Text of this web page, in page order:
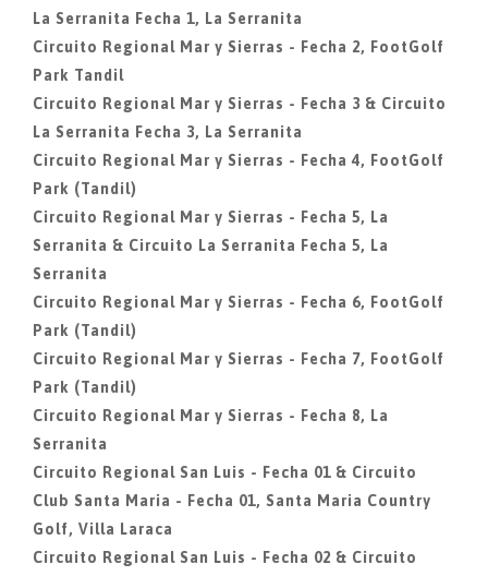
La Serranita Fecha 1, La Serranita
Circuito Regional Mar y Sierras - Fecha 2, FootGolf
Park Tandil
Circuito Regional Mar y Sierras - Fecha 3 & Circuito
La Serranita Fecha 3, La Serranita
Circuito Regional Mar y Sierras - Fecha 4, FootGolf
Park (Tandil)
Circuito Regional Mar y Sierras - Fecha 5, La
Serranita & Circuito La Serranita Fecha 5, La
Serranita
Circuito Regional Mar y Sierras - Fecha 6, FootGolf
Park (Tandil)
Circuito Regional Mar y Sierras - Fecha 7, FootGolf
Park (Tandil)
Circuito Regional Mar y Sierras - Fecha 8, La
Serranita
Circuito Regional San Luis - Fecha 01 & Circuito
Club Santa Maria - Fecha 01, Santa Maria Country
Golf, Villa Laraca
Circuito Regional San Luis - Fecha 02 & Circuito